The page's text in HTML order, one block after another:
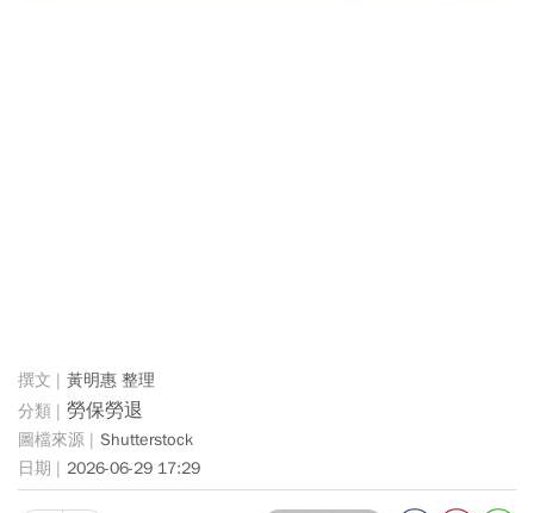
黃明惠 整理
勞保勞退
Shutterstock
2026-06-29 17:29